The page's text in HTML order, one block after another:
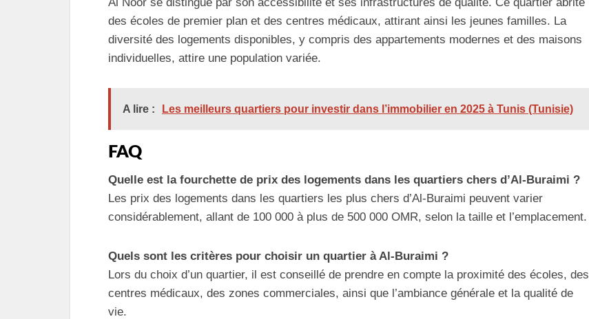
des écoles de premier plan et des centres médicaux, attirant ainsi les jeunes familles. La
diversité des logements disponibles, y compris des appartements modernes et des maisons
individuelles, attire une population variée.
A lire : Les meilleurs quartiers pour investir dans l’immobilier en 2025 à Tunis (Tunisie)
FAQ
Quelle est la fourchette de prix des logements dans les quartiers chers d’Al-Buraimi ?
Les prix des logements dans les quartiers les plus chers d’Al-Buraimi peuvent varier
considérablement, allant de 100 000 à plus de 500 000 OMR, selon la taille et l’emplacement.
Quels sont les critères pour choisir un quartier à Al-Buraimi ?
Lors du choix d’un quartier, il est conseillé de prendre en compte la proximité des écoles, des
centres médicaux, des zones commerciales, ainsi que l’ambiance générale et la qualité de
vie.